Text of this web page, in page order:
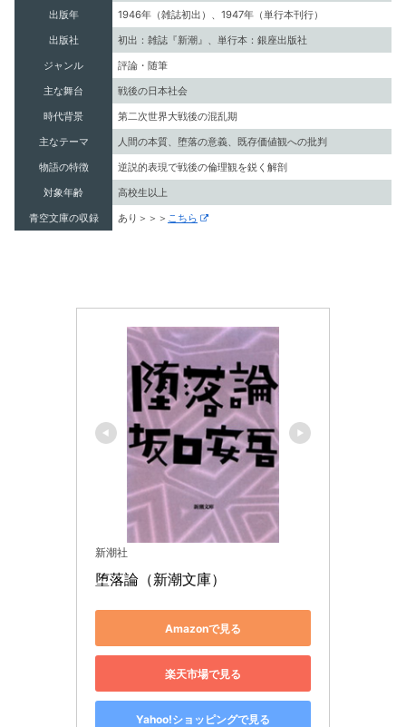
出版年
1946年（雑誌初出）、1947年（単行本刊行）
出版社
初出：雑誌『新潮』、単行本：銀座出版社
ジャンル
評論・随筆
主な舞台
戦後の日本社会
時代背景
第二次世界大戦後の混乱期
主なテーマ
人間の本質、堕落の意義、既存価値観への批判
物語の特徴
逆説的表現で戦後の倫理観を鋭く解剖
対象年齢
高校生以上
青空文庫の収録
あり＞＞＞ こちら
新潮社
堕落論（新潮文庫）
Amazonで見る
楽天市場で見る
Yahoo!ショッピングで見る